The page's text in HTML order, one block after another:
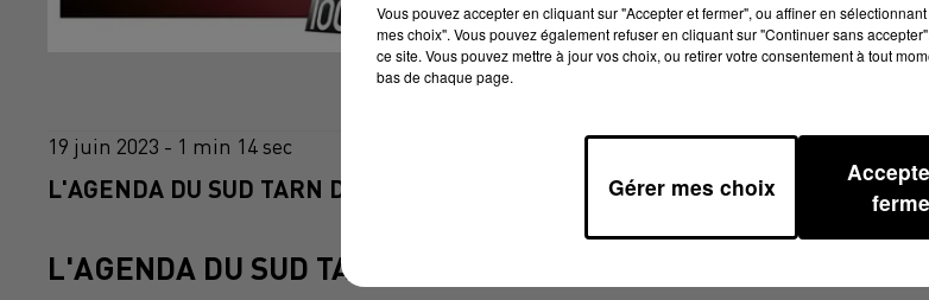
19 juin 2023 - 1 min 14 sec
L'AGENDA DU SUD TARN DU 19/06/2023 À 06H47
L'AGENDA DU SUD TARN
Vous pouvez accepter en cliquant sur "Accepter et fermer", ou affiner en
mes choix". Vous pouvez également refuser en cliquant sur "Continuer sans
ce site. Vous pouvez mettre à jour vos choix, ou retirer votre consentement à tout
bas de chaque page.
Gérer mes choix